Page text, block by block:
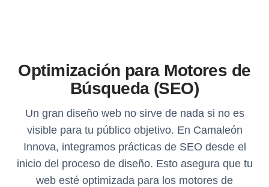
Optimización para Motores de
Búsqueda (SEO)
Un gran diseño web no sirve de nada si no es
visible para tu público objetivo. En Camaleón
Innova, integramos prácticas de SEO desde el
inicio del proceso de diseño. Esto asegura que tu
web esté optimizada para los motores de